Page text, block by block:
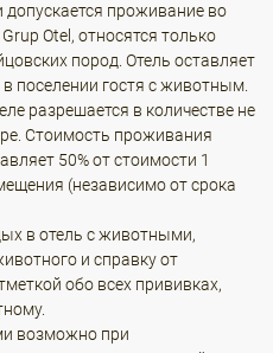
проживание во
Otel, относятся только
пород. Отель оставляет
поселении гостя с животным.
разрешается в количестве не
Стоимость проживания
50% от стоимости 1
(независимо от срока
в отель с животными,
и справку от
обо всех прививках,
возможно при